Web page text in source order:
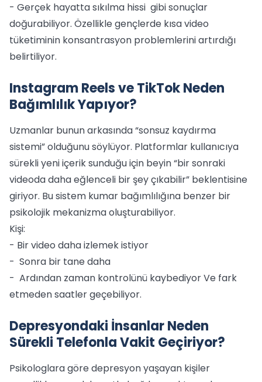
- Gerçek hayatta sıkılma hissi gibi sonuçlar
doğurabiliyor. Özellikle gençlerde kısa video
tüketiminin konsantrasyon problemlerini artırdığı
belirtiliyor.
Instagram Reels ve TikTok Neden
Bağımlılık Yapıyor?
Uzmanlar bunun arkasında “sonsuz kaydırma
sistemi” olduğunu söylüyor. Platformlar kullanıcıya
sürekli yeni içerik sunduğu için beyin “bir sonraki
videoda daha eğlenceli bir şey çıkabilir” beklentisine
giriyor. Bu sistem kumar bağımlılığına benzer bir
psikolojik mekanizma oluşturabiliyor.
Kişi:
- Bir video daha izlemek istiyor
- Sonra bir tane daha
- Ardından zaman kontrolünü kaybediyor Ve fark
etmeden saatler geçebiliyor.
Depresyondaki İnsanlar Neden
Sürekli Telefonla Vakit Geçiriyor?
Psikologlara göre depresyon yaşayan kişiler